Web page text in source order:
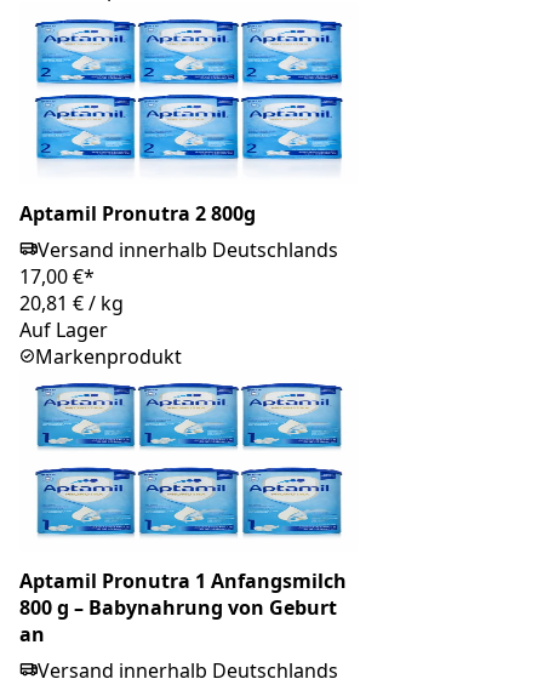
Aptamil Pronutra 2 800g
Versand innerhalb Deutschlands
17,00 €*
20,81 €/ kg
Auf Lager
Markenprodukt
Aptamil Pronutra 1 Anfangsmilch
800 g – Babynahrung von Geburt
an
Versand innerhalb Deutschlands